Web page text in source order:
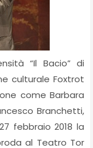
“Il Bacio” di
culturale Foxtrot
come Barbara
Branchetti,
febbraio 2018 la
al Teatro Tor